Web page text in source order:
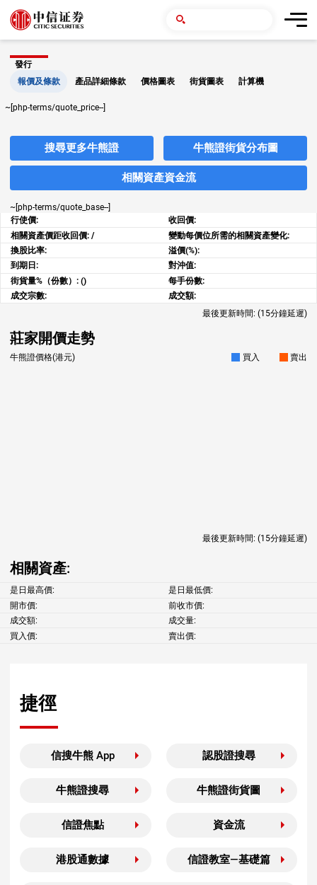
發行
報價及條款
產品詳細條款 價格圖表 街貨圖表 計算機
~[php-terms/quote_price--]
搜尋更多牛熊證 牛熊證街貨分布圖
相關資產資金流
~[php-terms/quote_base--]
行使價:
收回價:
相關資產價距收回價: /
變動每價位所需的相關資產變化:
換股比率:
溢價(%):
到期日:
對沖值:
街貨量%（份數）: ()
每手份數:
成交宗數:
成交額:
最後更新時間: (15分鐘延遲)
莊家開價走勢
牛熊證價格(港元) 買入 賣出
最後更新時間: (15分鐘延遲)
相關資產:
是日最高價:
是日最低價:
開市價:
前收市價:
成交額:
成交量:
買入價:
賣出價:
捷徑
信搜牛熊 App 認股證搜尋
牛熊證搜尋 牛熊證街貨圖
信證焦點 資金流
港股通數據 信證教室—基礎篇